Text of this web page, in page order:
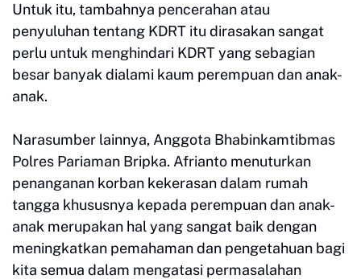
Untuk itu, tambahnya pencerahan atau
penyuluhan tentang KDRT itu dirasakan sangat
perlu untuk menghindari KDRT yang sebagian
besar banyak dialami kaum perempuan dan anak-
anak.
Narasumber lainnya, Anggota Bhabinkamtibmas
Polres Pariaman Bripka. Afrianto menuturkan
penanganan korban kekerasan dalam rumah
tangga khususnya kepada perempuan dan anak-
anak merupakan hal yang sangat baik dengan
meningkatkan pemahaman dan pengetahuan bagi
kita semua dalam mengatasi permasalahan